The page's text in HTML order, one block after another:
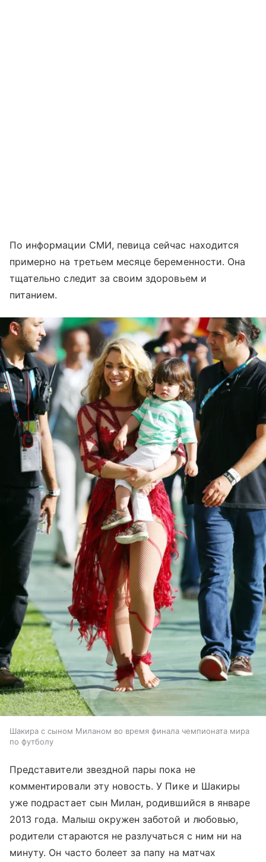
По информации СМИ, певица сейчас находится
примерно на третьем месяце беременности. Она
тщательно следит за своим здоровьем и
питанием.
Шакира с сыном Миланом во время финала чемпионата мира
по футболу
Представители звездной пары пока не
комментировали эту новость. У Пике и Шакиры
уже подрастает сын Милан, родившийся в январе
2013 года. Малыш окружен заботой и любовью,
родители стараются не разлучаться c ним ни на
минуту. Он часто болеет за папу на матчах